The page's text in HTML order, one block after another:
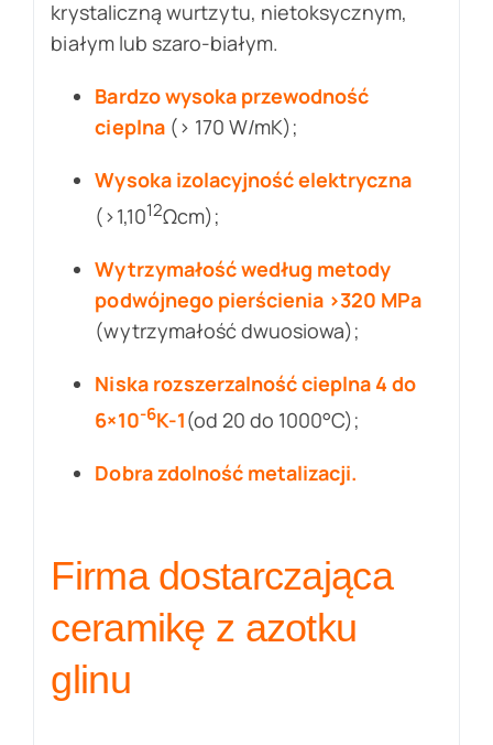
krystaliczną wurtzytu, nietoksycznym,
białym lub szaro-białym.
Bardzo wysoka przewodność
cieplna (> 170 W/mK);
Wysoka izolacyjność elektryczna
(>1,1012Ωcm);
Wytrzymałość według metody
podwójnego pierścienia >320 MPa
(wytrzymałość dwuosiowa);
Niska rozszerzalność cieplna 4 do
6×10-6K-1(od 20 do 1000°C);
Dobra zdolność metalizacji.
Firma dostarczająca
ceramikę z azotku
glinu